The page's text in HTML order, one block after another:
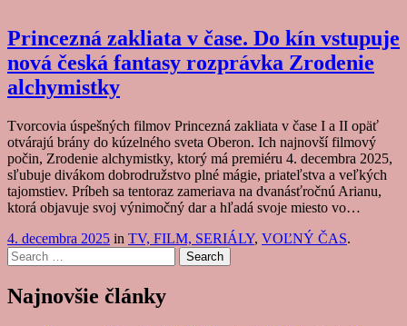
Princezná zakliata v čase. Do kín vstupuje
nová česká fantasy rozprávka Zrodenie
alchymistky
Tvorcovia úspešných filmov Princezná zakliata v čase I a II opäť
otvárajú brány do kúzelného sveta Oberon. Ich najnovší filmový
počin, Zrodenie alchymistky, ktorý má premiéru 4. decembra 2025,
sľubuje divákom dobrodružstvo plné mágie, priateľstva a veľkých
tajomstiev. Príbeh sa tentoraz zameriava na dvanásťročnú Arianu,
ktorá objavuje svoj výnimočný dar a hľadá svoje miesto vo…
4. decembra 2025 in TV, FILM, SERIÁLY, VOĽNÝ ČAS.
Search
Najnovšie články